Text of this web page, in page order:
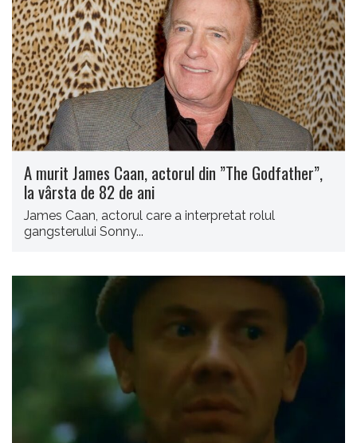
A murit James Caan, actorul din ”The Godfather”,
la vârsta de 82 de ani
James Caan, actorul care a interpretat rolul
gangsterului Sonny...